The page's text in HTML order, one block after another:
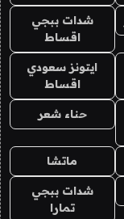
شدات ببجي
اقساط
ايتونز سعودي
اقساط
حناء شعر
ماتشا
شدات ببجي
تمارا